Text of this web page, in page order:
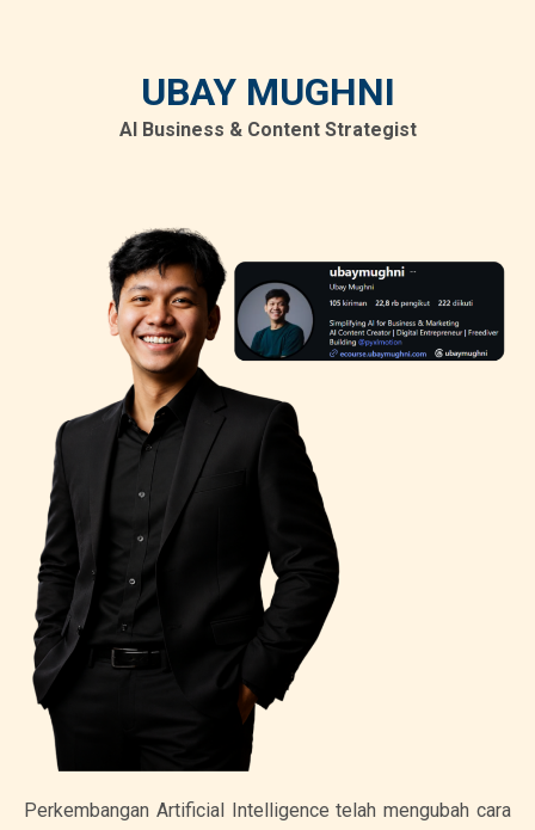
UBAY MUGHNI
AI Business & Content Strategist
Perkembangan Artificial Intelligence telah mengubah cara